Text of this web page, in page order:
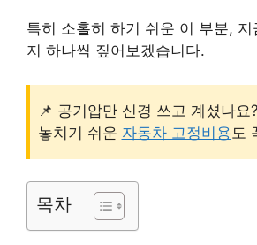
특히 소홀히 하기 쉬운 이 부분,
지 하나씩 짚어보겠습니다.
📌 공기압만 신경 쓰고 계셨나요?
놓치기 쉬운 자동차 고정비용 도
목차